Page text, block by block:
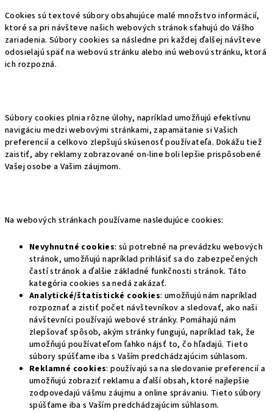
Cookies sú textové súbory obsahujúce malé množstvo informácií,
ktoré sa pri návšteve našich webových stránok sťahujú do Vášho
zariadenia. Súbory cookies sa následne pri každej ďalšej návšteve
odosielajú späť na webovú stránku alebo inú webovú stránku, ktorá
ich rozpozná.
Súbory cookies plnia rôzne úlohy, napríklad umožňujú efektívnu
navigáciu medzi webovými stránkami, zapamätanie si Vašich
preferencií a celkovo zlepšujú skúsenosť používateľa. Dokážu tiež
zaistiť, aby reklamy zobrazované on-line boli lepšie prispôsobené
Vašej osobe a Vašim záujmom.
Na webových stránkach používame nasledujúce cookies:
Nevyhnutné cookies: sú potrebné na prevádzku webových
stránok, umožňujú napríklad prihlásiť sa do zabezpečených
častí stránok a ďalšie základné funkčnosti stránok. Táto
kategória cookies sa nedá zakázať.
Analytické/štatistické cookies: umožňujú nám napríklad
rozpoznať a zistiť počet návštevníkov a sledovať, ako naši
návštevníci používajú webové stránky. Pomáhajú nám
zlepšovať spôsob, akým stránky fungujú, napríklad tak, že
umožňujú používateľom ľahko nájsť to, čo hľadajú. Tieto
súbory spúšťame iba s Vaším predchádzajúcim súhlasom.
Reklamné cookies: používajú sa na sledovanie preferencií a
umožňujú zobraziť reklamu a ďalší obsah, ktoré najlepšie
zodpovedajú vášmu záujmu a online správaniu. Tieto súbory
spúšťame iba s Vaším predchádzajúcim súhlasom.